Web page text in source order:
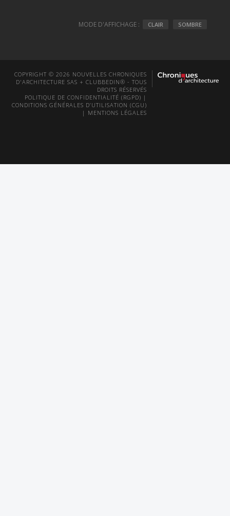
MODE D'AFFICHAGE : CLAIR SOMBRE
COPYRIGHT © 2026 NOUVELLES CHRONIQUES
D'ARCHITECTURE SAS + CLUBBEDIN® - TOUS
DROITS RÉSERVÉS
POLITIQUE DE CONFIDENTIALITÉ (RGPD) |
CONDITIONS GÉNÉRALES D’UTILISATION (CGU)
| MENTIONS LÉGALES